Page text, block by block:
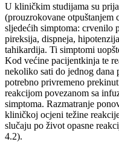
U kliničkim studijama su
(prouzrokovane otpuštanjem
sljedećih simptoma: crvenilo
pireksija, dispneja,
tahikardija. Ti simptomi
Kod većine pacijentkinja te
nekoliko sati do jednog
potrebno privremeno
reakcijom povezanom sa
simptoma. Razmatranje
kliničkoj ocjeni težine
slučaju po život opasne
4.2).